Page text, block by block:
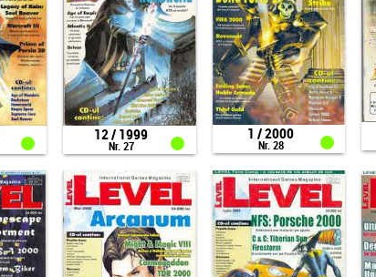
12 / 1999
Nr. 27
1 / 2000
Nr. 28